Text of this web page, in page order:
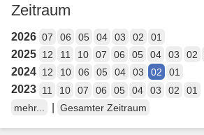
Zeitraum
2026 07 06 05 04 03 02 01
2025 12 11 10 07 06 05 04 03 02
2024 12 10 06 05 04 03 02 01
2023 11 10 07 06 05 04 03 02
01
mehr...
Gesamter Zeitraum